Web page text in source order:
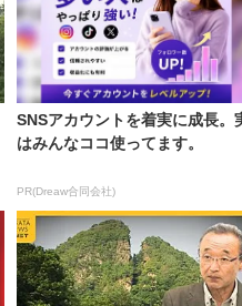
SNSアカウントを着実に成長。
はみんなココ使ってます。
PR(Dreaw合同会社)